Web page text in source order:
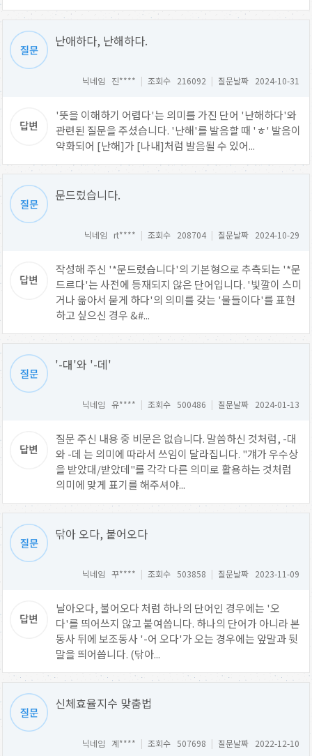
난애하다, 난해하다.
닉네임 진**** | 조회수 216092 | 질문날짜 2024-10-31
'뜻을 이해하기 어렵다'는 의미를 가진 단어 '난해하다'와
관련된 질문을 주셨습니다. '난해'를 발음할 때 'ㅎ' 발음이
약화되어 [난해]가 [나내]처럼 발음될 수 있어...
문드렀습니다.
닉네임 rt**** | 조회수 208704 | 질문날짜 2024-10-29
작성해 주신 '*문드렀습니다'의 기본형으로 추측되는 '*문
드르다'는 사전에 등재되지 않은 단어입니다. '빛깔이 스미
거나 옮아서 묻게 하다'의 의미를 갖는 '물들이다'를 표현
하고 싶으신 경우 &#...
'-대'와 '-데'
닉네임 유**** | 조회수 500486 | 질문날짜 2024-01-13
질문 주신 내용 중 비문은 없습니다. 말씀하신 것처럼, -대
와 -데 는 의미에 따라서 쓰임이 달라집니다. "걔가 우수상
을 받았대/받았데"를 각각 다른 의미로 활용하는 것처럼
의미에 맞게 표기를 해주셔야...
닦아 오다, 붙어오다
닉네임 꾸**** | 조회수 503858 | 질문날짜 2023-11-09
날아오다, 불어오다 처럼 하나의 단어인 경우에는 '오
다'를 띄어쓰지 않고 붙여씁니다. 하나의 단어가 아니라 본
동사 뒤에 보조동사 '-어 오다'가 오는 경우에는 앞말과 뒷
말을 띄어씁니다. (닦아...
신체효율지수 맞춤법
닉네임 계**** | 조회수 507698 | 질문날짜 2022-12-10